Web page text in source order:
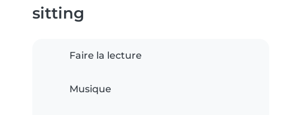
sitting
Faire la lecture
Musique